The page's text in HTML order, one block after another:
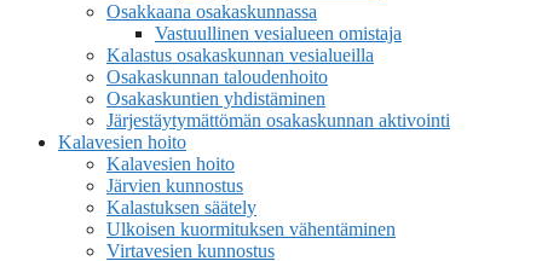
Osakkaana osakaskunnassa
Vastuullinen vesialueen omistaja
Kalastus osakaskunnan vesialueilla
Osakaskunnan taloudenhoito
Osakaskuntien yhdistäminen
Järjestäytymättömän osakaskunnan aktivointi
Kalavesien hoito
Kalavesien hoito
Järvien kunnostus
Kalastuksen säätely
Ulkoisen kuormituksen vähentäminen
Virtavesien kunnostus